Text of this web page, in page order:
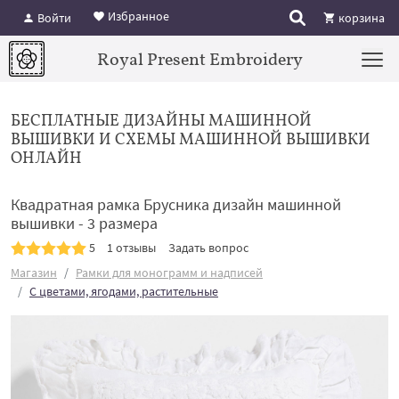
Войти Избранное корзина
Royal Present Embroidery
БЕСПЛАТНЫЕ ДИЗАЙНЫ МАШИННОЙ
ВЫШИВКИ И СХЕМЫ МАШИННОЙ ВЫШИВКИ
ОНЛАЙН
Квадратная рамка Брусника дизайн машинной
вышивки - 3 размера
5 1 отзывы
Задать вопрос
Магазин
Рамки для монограмм и надписей
С цветами, ягодами, растительные